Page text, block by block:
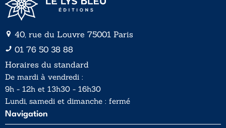
40, rue du Louvre 75001 Paris
01 76 50 38 88
Horaires du standard
De mardi à vendredi :
9h - 12h et 13h30 - 16h30
Lundi, samedi et dimanche : fermé
Navigation